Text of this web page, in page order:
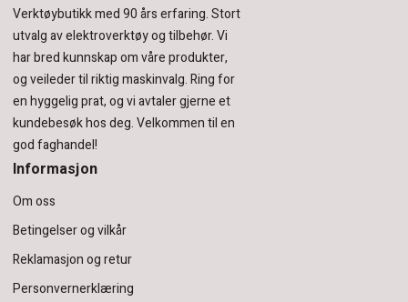
Verktøybutikk med 90 års erfaring.Stort
utvalg av elektroverktøy og tilbehør.Vi
har bred kunnskap om våre produkter,
og veileder til riktig maskinvalg. Ring for
en hyggelig prat, og vi avtaler gjerne et
kundebesøk hos deg.Velkommen til en
god faghandel!
Informasjon
Om oss
Betingelser og vilkår
Reklamasjon og retur
Personvernerklæring